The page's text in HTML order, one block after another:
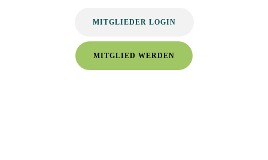
MITGLIEDER LOGIN
MITGLIED WERDEN